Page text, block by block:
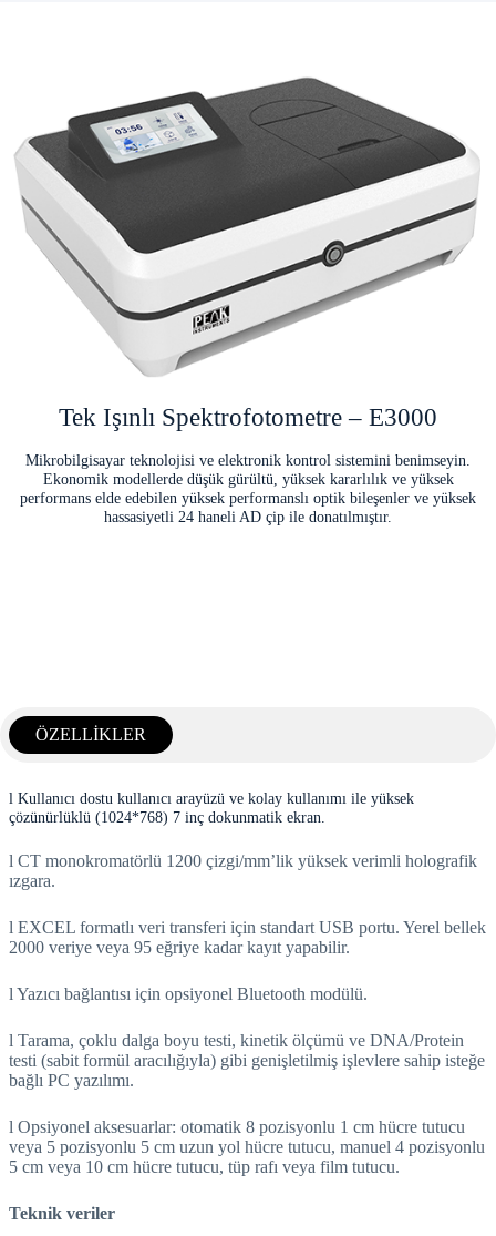
Tek Işınlı Spektrofotometre – E3000
Mikrobilgisayar teknolojisi ve elektronik kontrol sistemini benimseyin.
Ekonomik modellerde düşük gürültü, yüksek kararlılık ve yüksek
performans elde edebilen yüksek performanslı optik bileşenler ve yüksek
hassasiyetli 24 haneli AD çip ile donatılmıştır.
ÖZELLİKLER
l Kullanıcı dostu kullanıcı arayüzü ve kolay kullanımı ile yüksek
çözünürlüklü (1024*768) 7 inç dokunmatik ekran.
l CT monokromatörlü 1200 çizgi/mm’lik yüksek verimli holografik
ızgara.
l EXCEL formatlı veri transferi için standart USB portu. Yerel bellek
2000 veriye veya 95 eğriye kadar kayıt yapabilir.
l Yazıcı bağlantısı için opsiyonel Bluetooth modülü.
l Tarama, çoklu dalga boyu testi, kinetik ölçümü ve DNA/Protein
testi (sabit formül aracılığıyla) gibi genişletilmiş işlevlere sahip isteğe
bağlı PC yazılımı.
l Opsiyonel aksesuarlar: otomatik 8 pozisyonlu 1 cm hücre tutucu
veya 5 pozisyonlu 5 cm uzun yol hücre tutucu, manuel 4 pozisyonlu
5 cm veya 10 cm hücre tutucu, tüp rafı veya film tutucu.
Teknik veriler